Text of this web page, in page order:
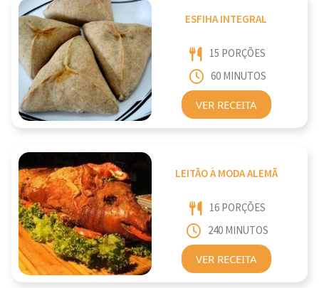
ESFIHA INTEGRAL
15 PORÇÕES
60 MINUTOS
VER RECEITA
LEITÃO À MODA ALEMÃ
16 PORÇÕES
240 MINUTOS
VER RECEITA